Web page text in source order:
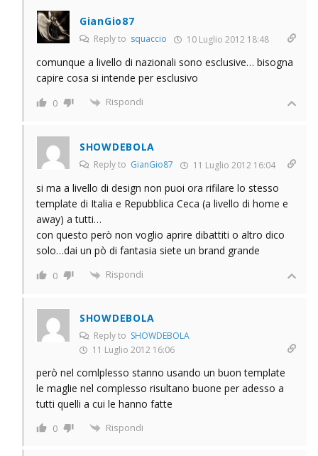
GianGio87
Reply to squaccio 10 Luglio 2012 18:48
comunque a livello di nazionali sono esclusive… bisogna
capire cosa si intende per esclusivo
0 Rispondi
SHOWDEBOLA
Reply to GianGio87 11 Luglio 2012 16:04
si ma a livello di design non puoi ora rifilare lo stesso
template di Italia e Repubblica Ceca (a livello di home e
away) a tutti…
con questo però non voglio aprire dibattiti o altro dico
solo…dai un pò di fantasia siete un brand grande
0 Rispondi
SHOWDEBOLA
Reply to SHOWDEBOLA
11 Luglio 2012 16:06
però nel comlplesso stanno usando un buon template
le maglie nel complesso risultano buone per adesso a
tutti quelli a cui le hanno fatte
0 Rispondi